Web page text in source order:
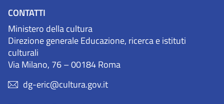
CONTATTI
Ministero della cultura
Direzione generale Educazione, ricerca e istituti
culturali
Via Milano, 76 – 00184 Roma
dg-eric@cultura.gov.it